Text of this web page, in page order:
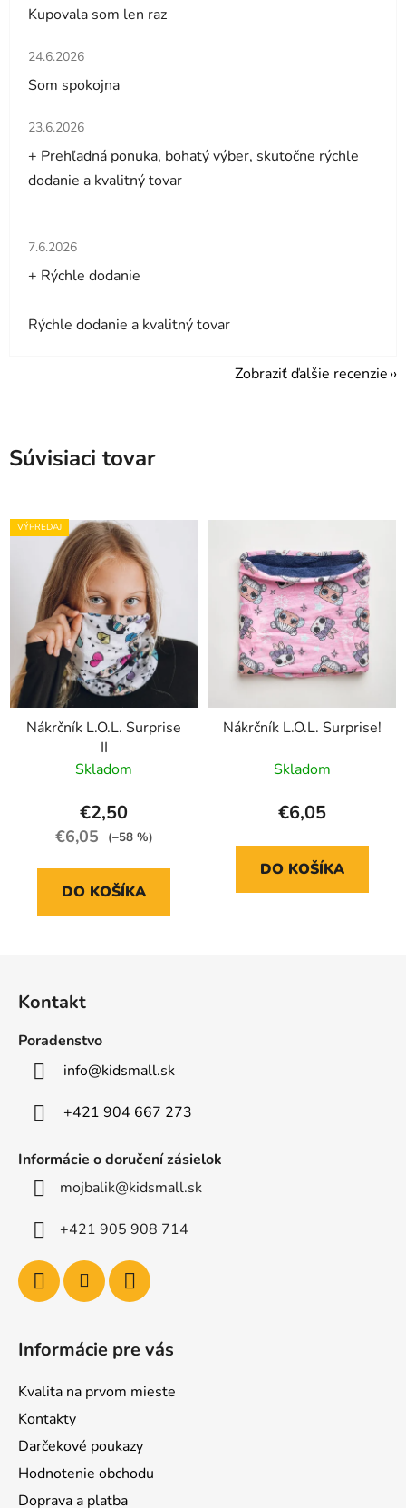
Kupovala som len raz
Hodnotenie obchodu je 5 z 5 hviezdičiek.
24.6.2026
Som spokojna
Hodnotenie obchodu je 5 z 5 hviezdičiek.
23.6.2026
+ Prehľadná ponuka, bohatý výber, skutočne rýchle
dodanie a kvalitný tovar
Hodnotenie obchodu je 5 z 5 hviezdičiek.
7.6.2026
+ Rýchle dodanie
Rýchle dodanie a kvalitný tovar
Zobraziť ďalšie recenzie
Súvisiaci tovar
VÝPREDAJ
Nákrčník L.O.L. Surprise
II
Skladom
€2,50
€6,05 (–58 %)
DO KOŠÍKA
Nákrčník L.O.L. Surprise!
Skladom
€6,05
DO KOŠÍKA
Kontakt
Poradenstvo
info@kidsmall.sk
+421 904 667 273
Informácie o doručení zásielok
mojbalik@kidsmall.sk
+421 905 908 714
Informácie pre vás
Kvalita na prvom mieste
Kontakty
Darčekové poukazy
Hodnotenie obchodu
Doprava a platba